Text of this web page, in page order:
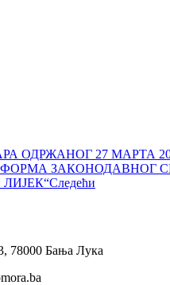
ОДРЖАНОГ 27 МАРТА
Следећи
78000 Бања Лука